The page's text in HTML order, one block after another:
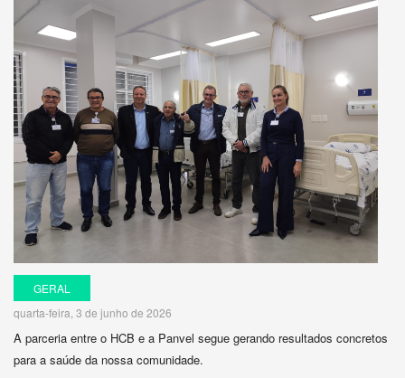
GERAL
quarta-feira, 3 de junho de 2026
A parceria entre o HCB e a Panvel segue gerando resultados concretos
para a saúde da nossa comunidade.